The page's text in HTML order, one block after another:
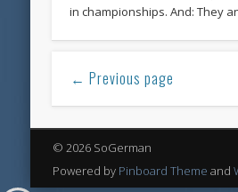
in championships. And: They
← Previous page
© 2026 SoGerman
Powered by Pinboard Theme and